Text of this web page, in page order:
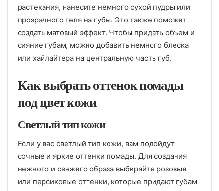
растекания, нанесите немного сухой пудры или
прозрачного геля на губы. Это также поможет
создать матовый эффект. Чтобы придать объем и
сияние губам, можно добавить немного блеска
или хайлайтера на центральную часть губ.
Как выбрать оттенок помады
под цвет кожи
Светлый тип кожи
Если у вас светлый тип кожи, вам подойдут
сочные и яркие оттенки помады. Для создания
нежного и свежего образа выбирайте розовые
или персиковые оттенки, которые придают губам